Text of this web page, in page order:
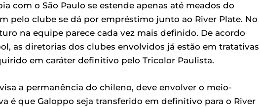
com o São Paulo se estende apenas até meados do
pelo clube se dá por empréstimo junto ao River Plate. No
na equipe parece cada vez mais definido. De acordo
as diretorias dos clubes envolvidos já estão em tratativas
em caráter definitivo pelo Tricolor Paulista.
a permanência do chileno, deve envolver o meio-
é que Galoppo seja transferido em definitivo para o River